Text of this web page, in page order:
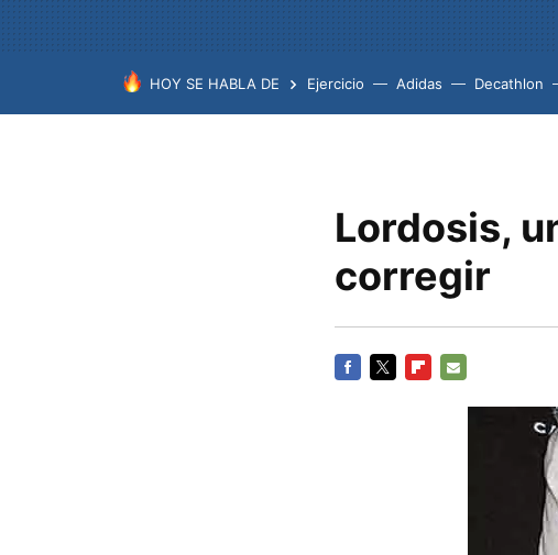
HOY SE HABLA DE Ejercicio Adidas Decathlon
Lordosis,
corregir